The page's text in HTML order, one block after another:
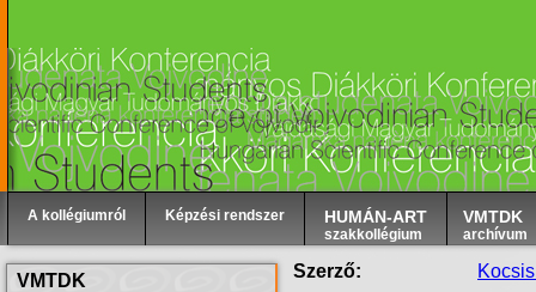
A kollégiumról Képzési rendszer HUMÁN-ART
szakkollégium
VMTDK
archívum
VMTDK Szerző: